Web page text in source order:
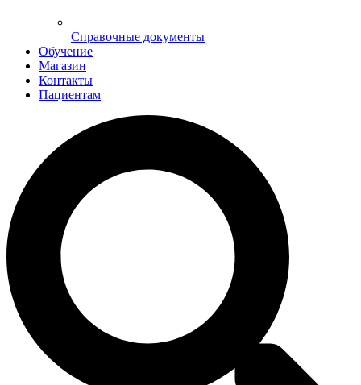
Справочные документы
Обучение
Магазин
Контакты
Пациентам